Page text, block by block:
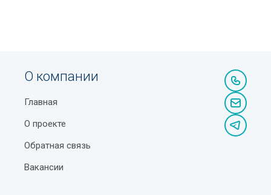
О компании
Главная
О проекте
Обратная связь
Вакансии